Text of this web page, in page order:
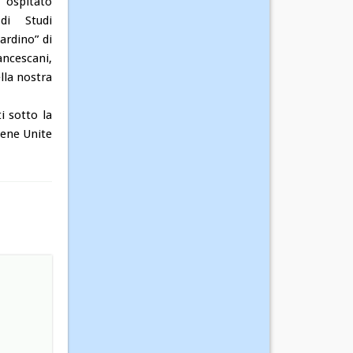
Studi
di
nostra
sotto la
Unite